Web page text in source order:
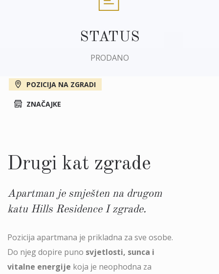
STATUS
PRODANO
POZICIJA NA ZGRADI
ZNAČAJKE
Drugi kat zgrade
Apartman je smješten na drugom
katu Hills Residence I zgrade.
Pozicija apartmana je prikladna za sve osobe.
Do njeg dopire puno svjetlosti, sunca i
vitalne energije koja je neophodna za